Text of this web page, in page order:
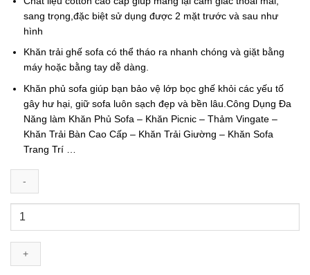
là:
500.000 ₫.
tại
là:
sang trọng, đặc biệt sử dụng được 2 mặt trước và sau như
hình
Khăn trải ghế sofacó thể tháo ra nhanh chóng và giặt bằng
máy hoặc bằng tay dễ dàng.
Khăn phủ sofa giúp bạn bảo vệ lớp bọc ghế khỏi các yếu tố
gây hư hại, giữ sofa luôn sạch đẹp và bền lâu.Công Dụng Đa
Năng làm Khăn Phủ Sofa – Khăn Picnic – Thảm Vingate –
Khăn Trải Bàn Cao Cấp – Khăn Trải Giường – Khăn Sofa
Trang Trí …
Sofa
Hoa
Hướng